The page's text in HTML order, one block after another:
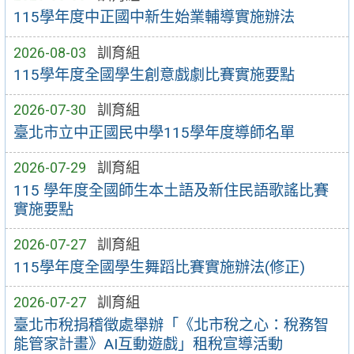
115學年度中正國中新生始業輔導實施辦法
2026-08-03 訓育組
115學年度全國學生創意戲劇比賽實施要點
2026-07-30 訓育組
臺北市立中正國民中學115學年度導師名單
2026-07-29 訓育組
115 學年度全國師生本土語及新住民語歌謠比賽
實施要點
2026-07-27 訓育組
115學年度全國學生舞蹈比賽實施辦法(修正)
2026-07-27 訓育組
臺北市稅捐稽徵處舉辦「《北市稅之心：稅務智
能管家計畫》AI互動遊戲」租稅宣導活動